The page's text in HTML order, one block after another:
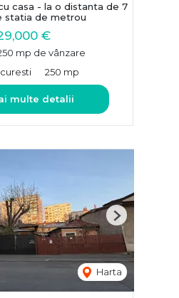
casa - la o distanta de 7
statia de metrou
€
mp de vânzare
250 mp
multe detalii
Harta
Next